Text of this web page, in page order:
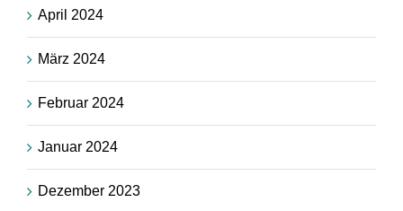
April 2024
März 2024
Februar 2024
Januar 2024
Dezember 2023